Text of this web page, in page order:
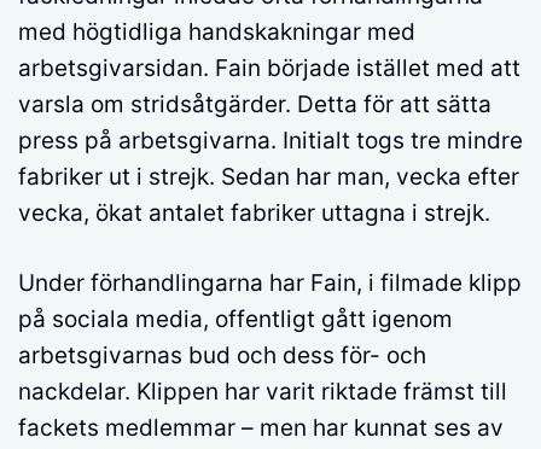
med högtidliga handskakningar med
arbetsgivarsidan. Fain började istället med att
varsla om stridsåtgärder. Detta för att sätta
press på arbetsgivarna. Initialt togs tre mindre
fabriker ut i strejk. Sedan har man, vecka efter
vecka, ökat antalet fabriker uttagna i strejk.
Under förhandlingarna har Fain, i filmade klipp
på sociala media, offentligt gått igenom
arbetsgivarnas bud och dess för- och
nackdelar. Klippen har varit riktade främst till
fackets medlemmar – men har kunnat ses av